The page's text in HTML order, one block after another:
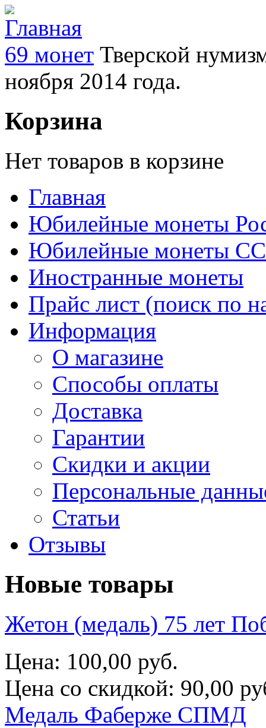
69 монет Тверской
ноября 2014 года.
Корзина
Нет товаров в корзине
Главная
Юбилейные монеты
Юбилейные монеты
Иностранные монеты
Прайс лист (поиск по
Информация
О магазине
Способы оплаты
Доставка
Гарантии
Скидки и акции
Персональные
Статьи
Отзывы
Новые товары
Жетон (медаль) 75 лет
Цена: 100,00 руб.
Цена со скидкой: 90,00
Медаль Фаберже СПМД